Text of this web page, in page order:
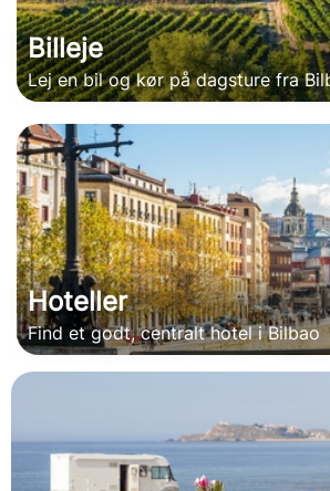
Billeje
Lej en bil og kør på dagsture fra
Hoteller
Find et godt, centralt hotel i Bilbao